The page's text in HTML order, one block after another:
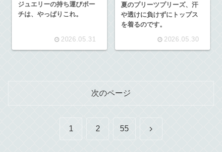
ジュエリーの持ち運びポー
チは、やっぱりこれ。
2026.05.31
夏のプリーツプリーズ、汗
や透けに負けずにトップス
を着るのです。
2026.05.30
次のページ
1 2 55 次